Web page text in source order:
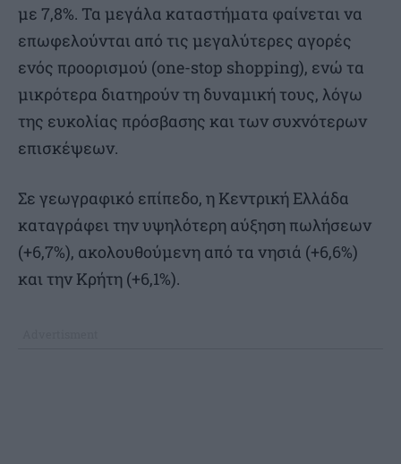
με 7,8%. Τα μεγάλα καταστήματα φαίνεται να
επωφελούνται από τις μεγαλύτερες αγορές
ενός προορισμού (one-stop shopping), ενώ τα
μικρότερα διατηρούν τη δυναμική τους, λόγω
της ευκολίας πρόσβασης και των συχνότερων
επισκέψεων.
Σε γεωγραφικό επίπεδο, η Κεντρική Ελλάδα
καταγράφει την υψηλότερη αύξηση πωλήσεων
(+6,7%), ακολουθούμενη από τα νησιά (+6,6%)
και την Κρήτη (+6,1%).